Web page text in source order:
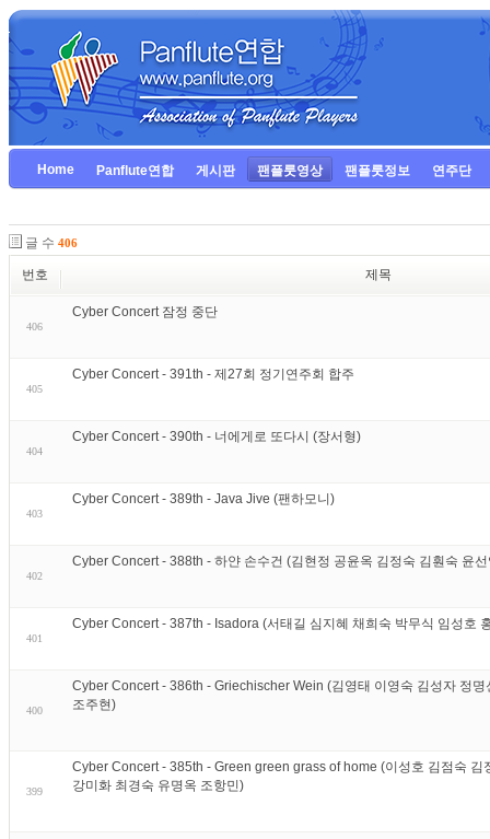
Home Panflute연합 게시판 팬플룻영상 팬플룻정보 연주단
글 수 406
번호 제목
406
Cyber Concert 잠정 중단
405
Cyber Concert - 391th - 제27회 정기연주회 합주
404
Cyber Concert - 390th - 너에게로 또다시 (장서형)
403
Cyber Concert - 389th - Java Jive (팬하모니)
402
Cyber Concert - 388th - 하얀 손수건 (김현정 공윤옥 김정숙 김훤숙 윤
401
Cyber Concert - 387th - Isadora (서태길 심지혜 채희숙 박무식 임성호
400
Cyber Concert - 386th - Griechischer Wein (김영태 이영숙 김성자 정
조주현)
399
Cyber Concert - 385th - Green green grass of home (이성호 김점숙 김
강미화 최경숙 유명옥 조항민)